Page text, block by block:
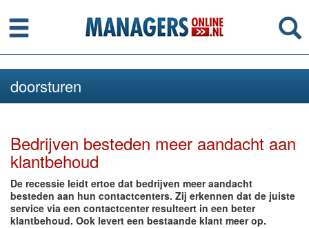
Menu
doorsturen
Bedrijven besteden meer aandacht aan
klantbehoud
De recessie leidt ertoe dat bedrijven meer aandacht
besteden aan hun contactcenters. Zij erkennen dat de juiste
service via een contactcenter resulteert in een beter
klantbehoud. Ook levert een bestaande klant meer op.